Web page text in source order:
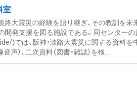
室
路大震災の経験を語り継ぎ、その教訓を
開発支援を図る施設である。同センターの
)では、阪神・淡路大震災に関する資料を
声）、二次資料（図書・雑誌）を検...